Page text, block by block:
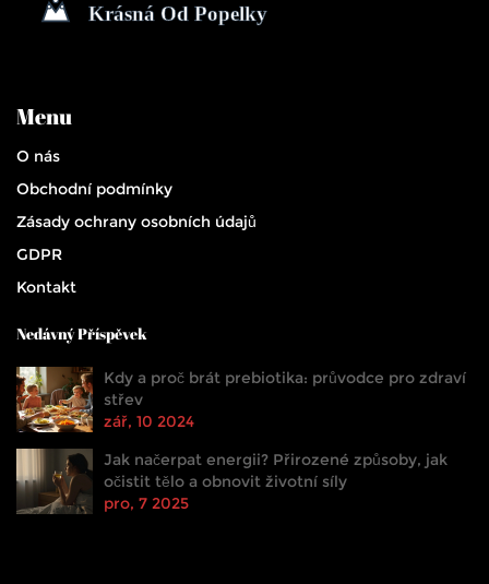
Menu
O nás
Obchodní podmínky
Zásady ochrany osobních údajů
GDPR
Kontakt
Nedávný Příspěvek
Kdy a proč brát prebiotika: průvodce pro zdraví
střev
zář, 10 2024
Jak načerpat energii? Přirozené způsoby, jak
očistit tělo a obnovit životní síly
pro, 7 2025